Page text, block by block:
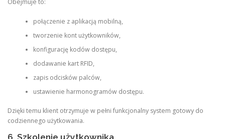
Obejmuje to:
połączenie z aplikacją mobilną,
tworzenie kont użytkowników,
konfigurację kodów dostępu,
dodawanie kart RFID,
zapis odcisków palców,
ustawienie harmonogramów dostępu.
Dzięki temu klient otrzymuje w pełni funkcjonalny system gotowy do
codziennego użytkowania.